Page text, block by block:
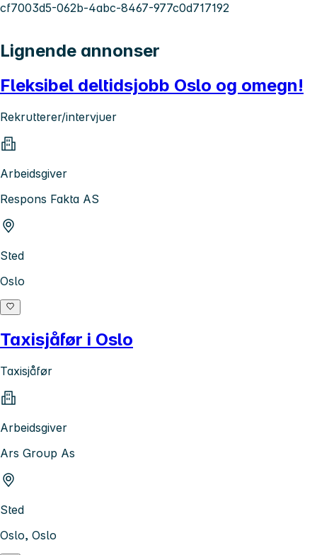
cf7003d5-062b-4abc-8467-977c0d717192
Lignende annonser
Fleksibel deltidsjobb Oslo og omegn!
Rekrutterer/intervjuer
Arbeidsgiver
Respons Fakta AS
Sted
Oslo
Taxisjåfør i Oslo
Taxisjåfør
Arbeidsgiver
Ars Group As
Sted
Oslo, Oslo